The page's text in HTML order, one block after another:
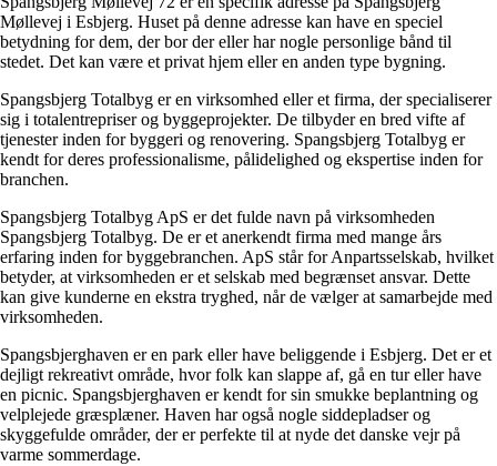
Møllevej i Esbjerg. Huset på denne adresse kan have en speciel
betydning for dem, der bor der eller har nogle personlige bånd til
stedet. Det kan være et privat hjem eller en anden type bygning.
Spangsbjerg Totalbyg er en virksomhed eller et firma, der specialiserer
sig i totalentrepriser og byggeprojekter. De tilbyder en bred vifte af
tjenester inden for byggeri og renovering. Spangsbjerg Totalbyg er
kendt for deres professionalisme, pålidelighed og ekspertise inden for
branchen.
Spangsbjerg Totalbyg ApS er det fulde navn på virksomheden
Spangsbjerg Totalbyg. De er et anerkendt firma med mange års
erfaring inden for byggebranchen. ApS står for Anpartsselskab, hvilket
betyder, at virksomheden er et selskab med begrænset ansvar. Dette
kan give kunderne en ekstra tryghed, når de vælger at samarbejde med
virksomheden.
Spangsbjerghaven er en park eller have beliggende i Esbjerg. Det er et
dejligt rekreativt område, hvor folk kan slappe af, gå en tur eller have
en picnic. Spangsbjerghaven er kendt for sin smukke beplantning og
velplejede græsplæner. Haven har også nogle siddepladser og
skyggefulde områder, der er perfekte til at nyde det danske vejr på
varme sommerdage.